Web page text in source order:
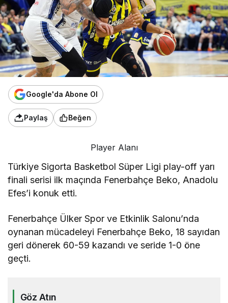
Google'da Abone Ol
Paylaş Beğen
Player Alanı
Türkiye Sigorta Basketbol Süper Ligi play-off yarı
finali serisi ilk maçında Fenerbahçe Beko, Anadolu
Efes’i konuk etti.
Fenerbahçe Ülker Spor ve Etkinlik Salonu’nda
oynanan mücadeleyi Fenerbahçe Beko, 18 sayıdan
geri dönerek 60-59 kazandı ve seride 1-0 öne
geçti.
Göz Atın